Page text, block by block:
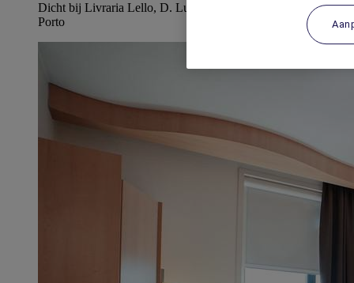
Dicht bij Livraria Lello, D. Luís-brug en Kathedraal van
Porto